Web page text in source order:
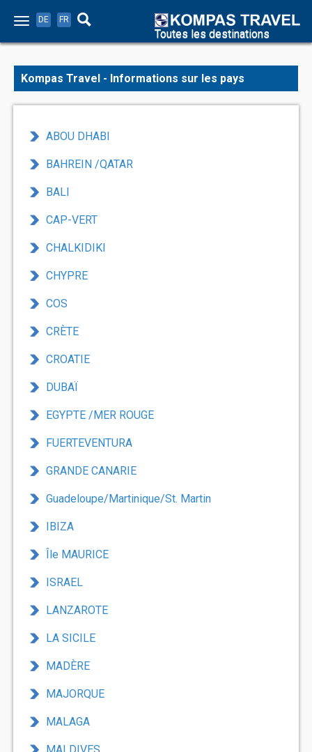
DE FR
Toutes les destinations
Kompas Travel - Informations sur les pays
ABOU DHABI
BAHREIN /QATAR
BALI
CAP-VERT
CHALKIDIKI
CHYPRE
COS
CRÈTE
CROATIE
DUBAÏ
EGYPTE /MER ROUGE
FUERTEVENTURA
GRANDE CANARIE
Guadeloupe/Martinique/St. Martin
IBIZA
Île MAURICE
ISRAEL
LANZAROTE
LA SICILE
MADÈRE
MAJORQUE
MALAGA